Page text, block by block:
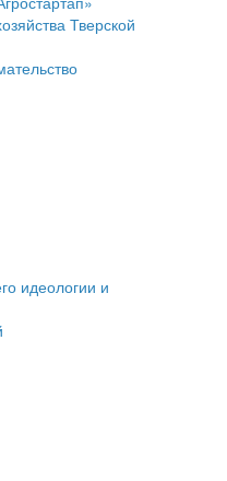
малого и
проектирования
Тверской
идеологии и